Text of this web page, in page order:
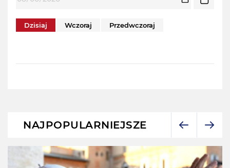
Dzisiaj Wczoraj Przedwczoraj
NAJPOPULARNIEJSZE